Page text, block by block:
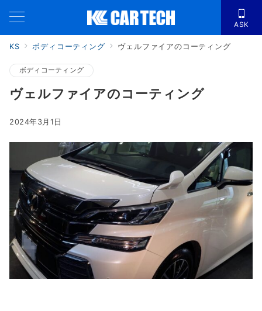
ASK
KS ボディコーティング ヴェルファイアのコーティング
ボディコーティング
ヴェルファイアのコーティング
2024年3月1日